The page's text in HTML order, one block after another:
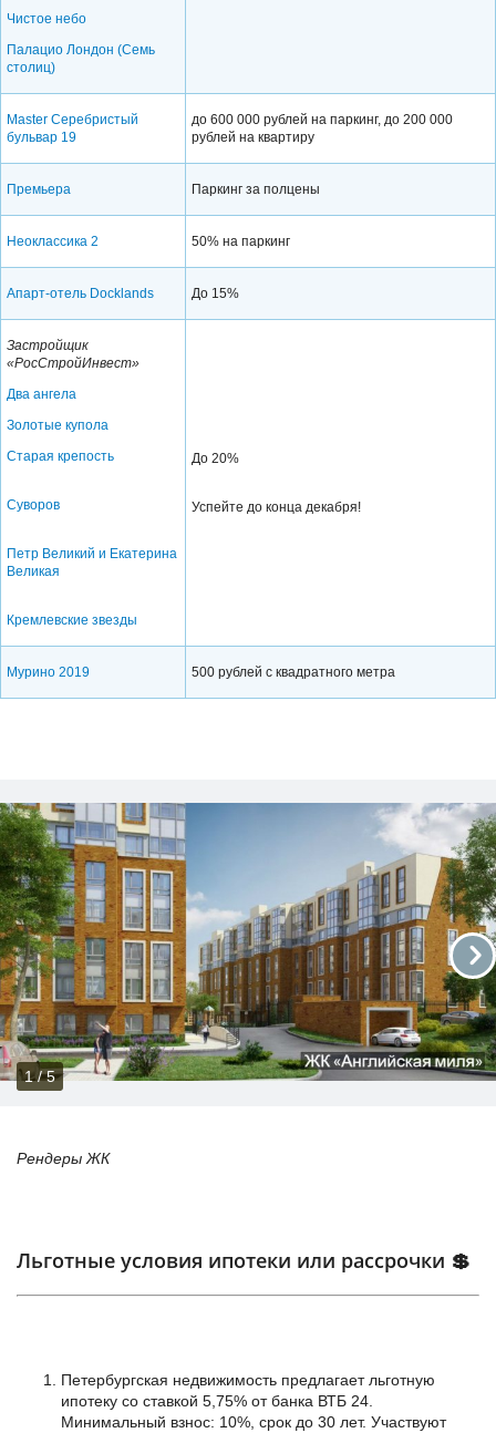
Чистое небо
Палацио Лондон (Семь
столиц)
Master Серебристый
бульвар 19
до 600 000 рублей на паркинг, до 200 000
рублей на квартиру
Премьера Паркинг за полцены
Неоклассика 2 50% на паркинг
Апарт-отель Docklands До 15%
Застройщик
«РосСтройИнвест»
Два ангела
Золотые купола
Старая крепость
Суворов
Петр Великий и Екатерина
Великая
Кремлевские звезды
До 20%
Успейте до конца декабря!
Мурино 2019 500 рублей с квадратного метра
1 / 5
Рендеры ЖК
Льготные условия ипотеки или рассрочки 💲
Петербургская недвижимость предлагает льготную
ипотеку со ставкой 5,75% от банка ВТБ 24.
Минимальный взнос: 10%, срок до 30 лет. Участвуют